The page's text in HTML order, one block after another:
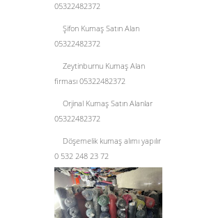
05322482372
Şifon Kumaş Satın Alan
05322482372
Zeytinburnu Kumaş Alan
firması 05322482372
Orjinal Kumaş Satın Alanlar
05322482372
Döşemelik kumaş alımı yapılır
0 532 248 23 72